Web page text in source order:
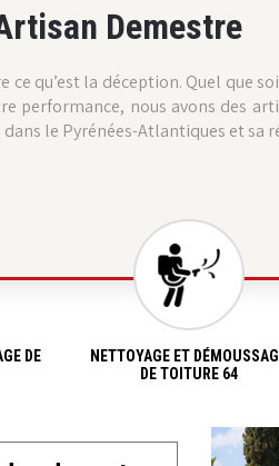
Demestre
qu’est la déception. Quel que
performance, nous avons des
le Pyrénées-Atlantiques et sa
DE
NETTOYAGE ET
DE TOITURE 64